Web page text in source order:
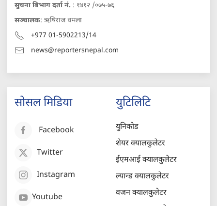
सुचना बिभाग दर्ता नं. : १४१२ /०७५-७६
सञ्चालक: ऋषिराज धमला
+977 01-5902213/14
news@reportersnepal.com
सोसल मिडिया
Facebook
Twitter
Instagram
Youtube
युटिलिटि
युनिकोड
शेयर क्यालकुलेटर
ईएमआई क्यालकुलेटर
ल्यान्ड क्यालकुलेटर
वजन क्यालकुलेटर